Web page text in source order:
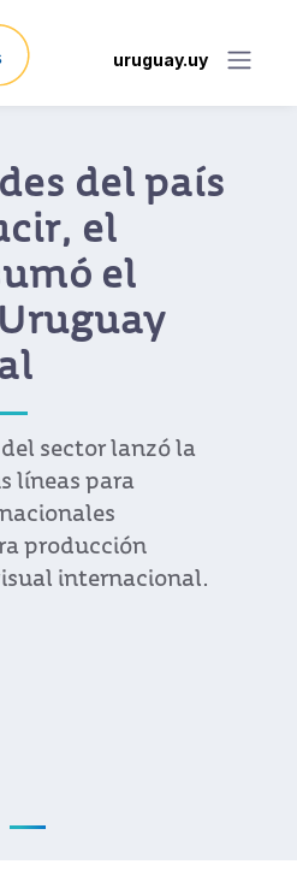
uruguay.uy
del país
el
el
sector lanzó la
líneas para
producción
internacional.